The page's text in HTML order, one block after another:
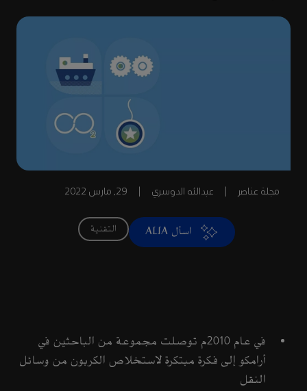
مجلة عناصر عبدالله الدوسري 29, مارس 2022
اسأل ALIA التقنية
في عام 2010م توصلت مجموعة من الباحثين في
أرامكو إلى فكرة مبتكرة لاستخلاص الكربون من وسائل
النقل